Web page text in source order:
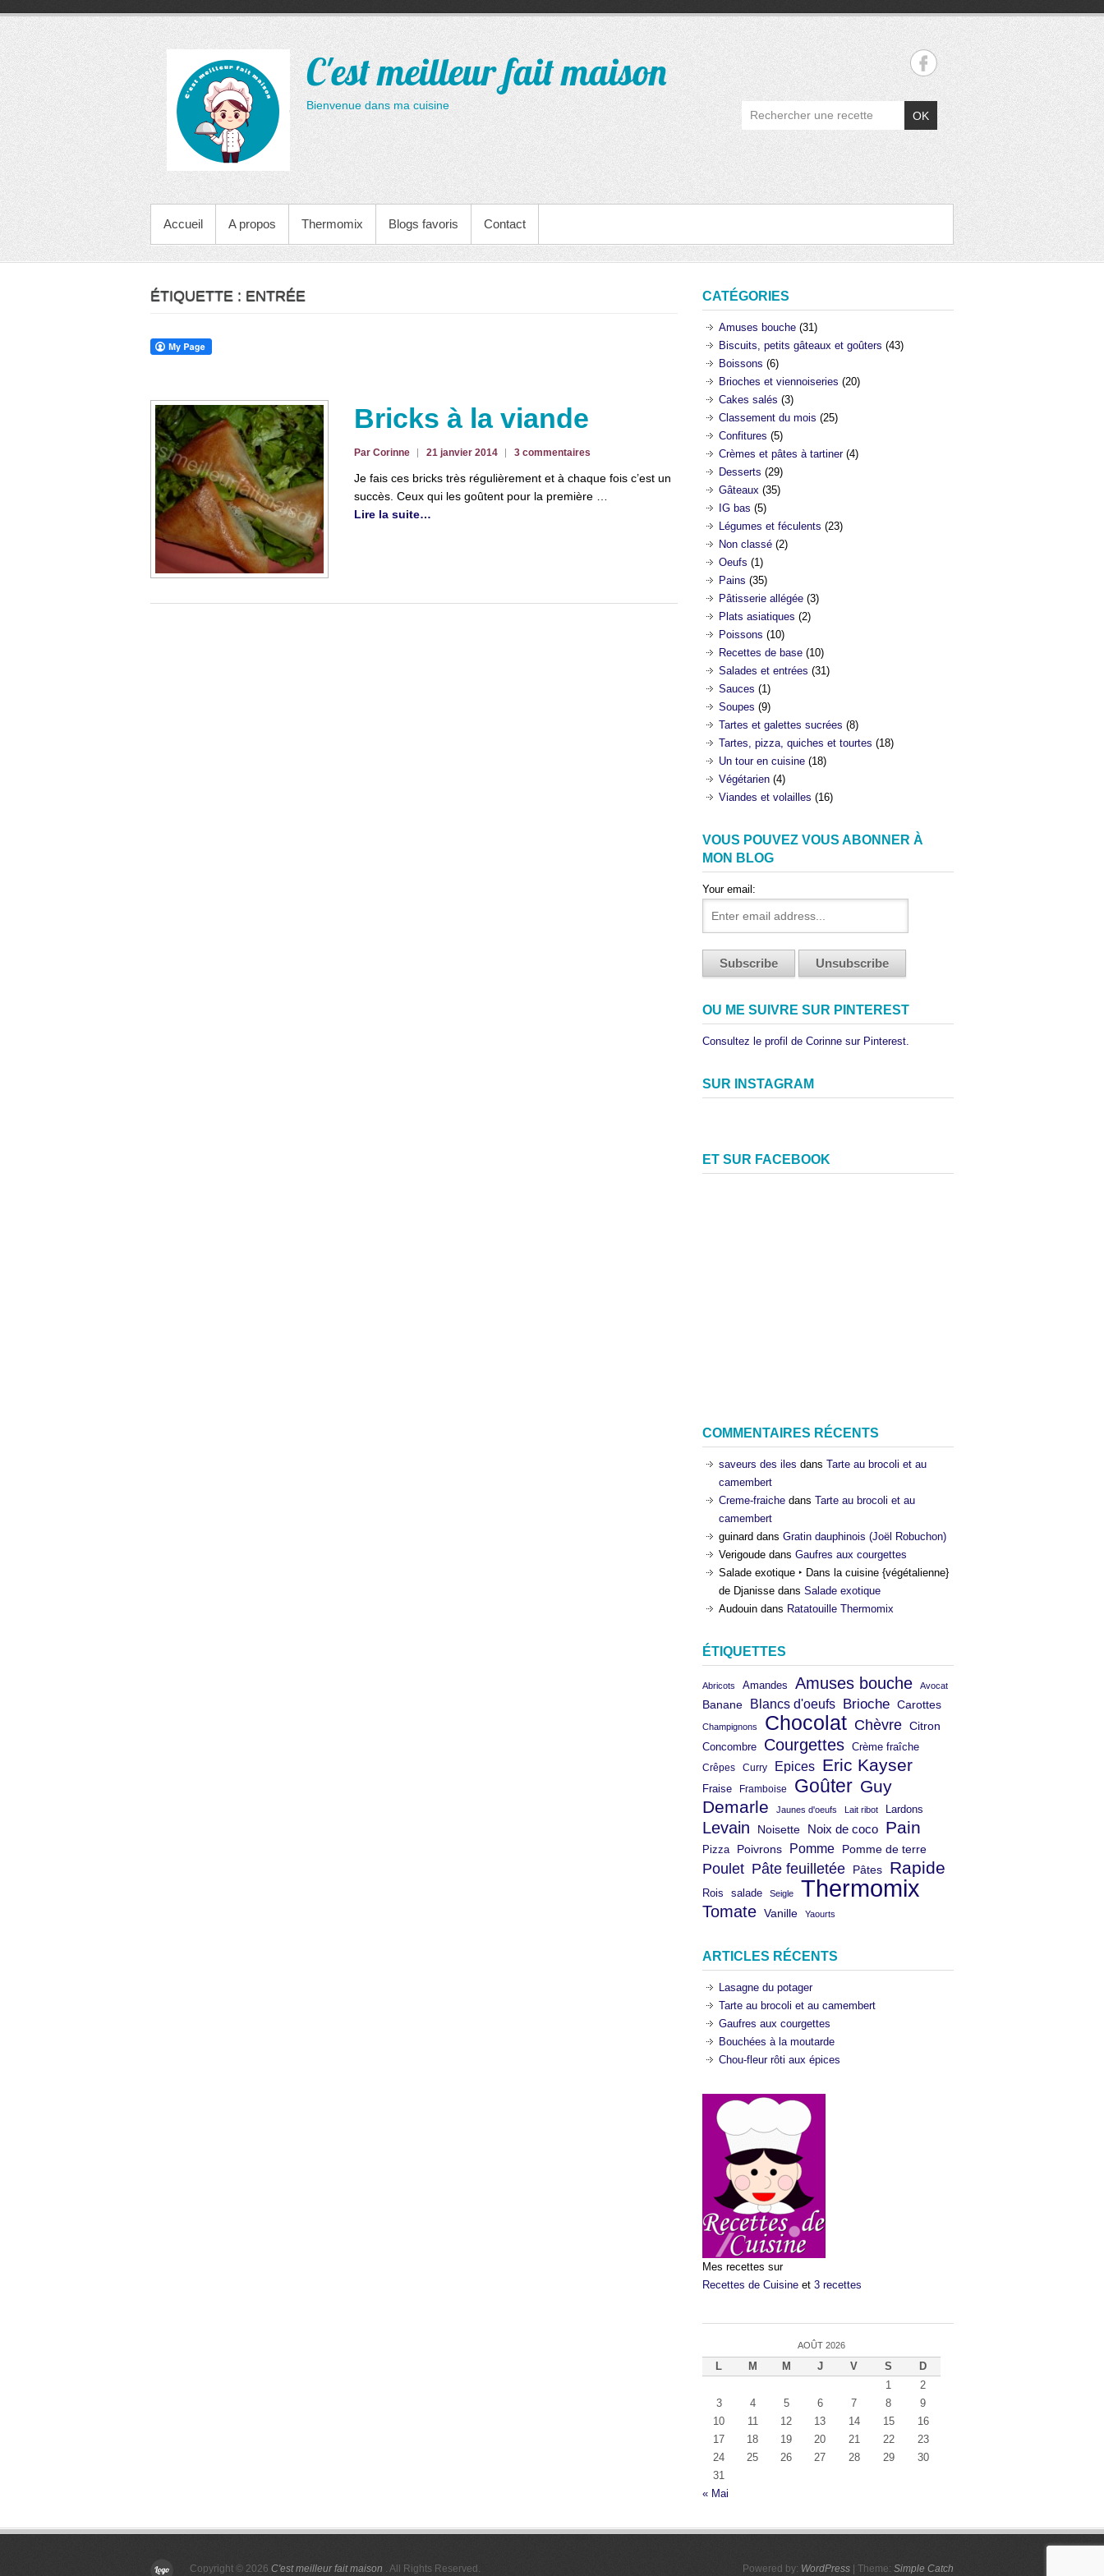
contenu
C'est meilleur fait maison
Bienvenue dans ma cuisine
OK
MENU PRINCIPAL
Accueil A propos Thermomix Blogs favoris Contact
ÉTIQUETTE : ENTRÉE
Bricks à la viande
Par Corinne 21 janvier 2014 3 commentaires
Je fais ces bricks très régulièrement et à chaque fois c’est un
succès. Ceux qui les goûtent pour la première …
Lire la suite…
CATÉGORIES
Amuses bouche(31)
Biscuits, petits gâteaux et goûters (43)
Boissons (6)
Brioches et viennoiseries (20)
Cakes salés (3)
Classement du mois (25)
Confitures (5)
Crèmes et pâtes à tartiner(4)
Desserts (29)
Gâteaux(35)
IG bas (5)
Légumes et féculents (23)
Non classé(2)
Oeufs (1)
Pains (35)
Pâtisserie allégée(3)
Plats asiatiques (2)
Poissons (10)
Recettes de base(10)
Salades et entrées (31)
Sauces (1)
Soupes (9)
Tartes et galettes sucrées (8)
Tartes, pizza, quiches et tourtes (18)
Un tour en cuisine(18)
Végétarien(4)
Viandes et volailles (16)
VOUS POUVEZ VOUS ABONNER À
MON BLOG
Your email:
OU ME SUIVRE SUR PINTEREST
Consultez le profil de Corinne sur Pinterest.
SUR INSTAGRAM
ET SUR FACEBOOK
COMMENTAIRES RÉCENTS
saveurs des iles dans Tarte au brocoli et au
camembert
Creme-fraichedans Tarte au brocoli et au
camembert
guinard dans Gratin dauphinois (Joël Robuchon)
Verigoudedans Gaufres aux courgettes
Salade exotique ‣ Dans la cuisine {végétalienne}
de Djanissedans Salade exotique
Audouindans Ratatouille Thermomix
ÉTIQUETTES
Abricots Amandes Amuses bouche Avocat
Banane Blancs d'oeufs Brioche Carottes
Champignons Chocolat Chèvre Citron
Concombre Courgettes Crème fraîche
Crêpes Curry Epices Eric Kayser
Fraise Framboise Goûter Guy
Demarle
Jaunes d'oeufs Lait ribot Lardons
Levain Noisette Noix de coco Pain
Pizza Poivrons Pomme Pomme de terre
Poulet Pâte feuilletée Pâtes Rapide
Rois salade Seigle Thermomix
Tomate Vanille Yaourts
ARTICLES RÉCENTS
Lasagne du potager
Tarte au brocoli et au camembert
Gaufres aux courgettes
Bouchées à la moutarde
Chou-fleur rôti aux épices
Mes recettes sur
Recettes de Cuisineet 3 recettes
AOÛT 2026
L M M J V S
D
1
2
3
4 5 6 7 8
9
10
11 12 13 14 15
16
17
18 19 20 21 22
23
24
25 26 27 28 29
30
31
« Mai
Copyright © 2026 C'est meilleur fait maison . All Rights Reserved. Powered by: WordPress | Theme: Simple Catch